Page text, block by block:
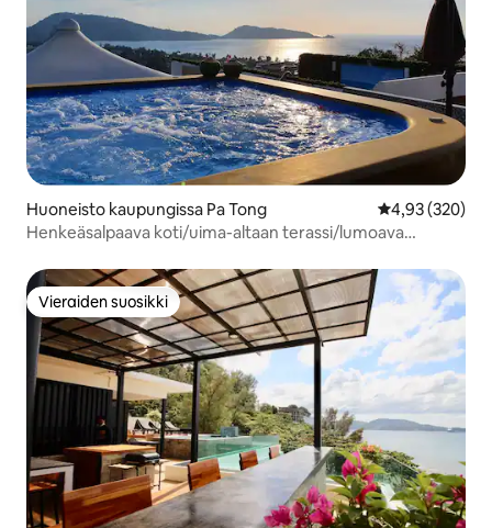
Huoneisto kaupungissa Pa Tong
4,93 (320)
Henkeäsalpaava koti/uima-altaan terassi/lumoava
Vieraiden suosikki
Vieraiden suosikki